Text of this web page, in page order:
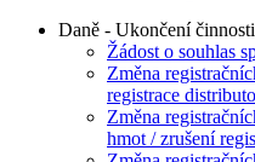
Daně - Ukončení činnosti
Žádost o souhlas
Změna
registrace
Změna
hmot / zrušení